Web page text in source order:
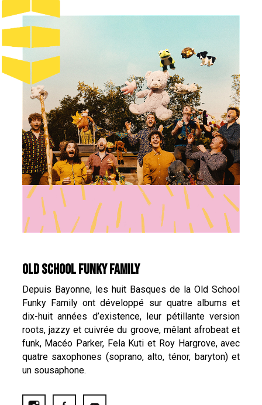
OLD SCHOOL FUNKY FAMILY
Depuis Bayonne, les huit Basques de la Old School
Funky Family ont développé sur quatre albums et
dix-huit années d’existence, leur pétillante version
roots, jazzy et cuivrée du groove, mêlant afrobeat et
funk, Macéo Parker, Fela Kuti et Roy Hargrove, avec
quatre saxophones (soprano, alto, ténor, baryton) et
un sousaphone.